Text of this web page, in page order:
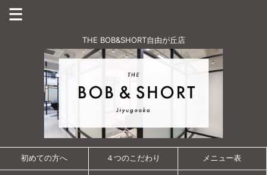
THE BOB&SHORT自由が丘店
初めての方へ ４つのこだわり メニュー表